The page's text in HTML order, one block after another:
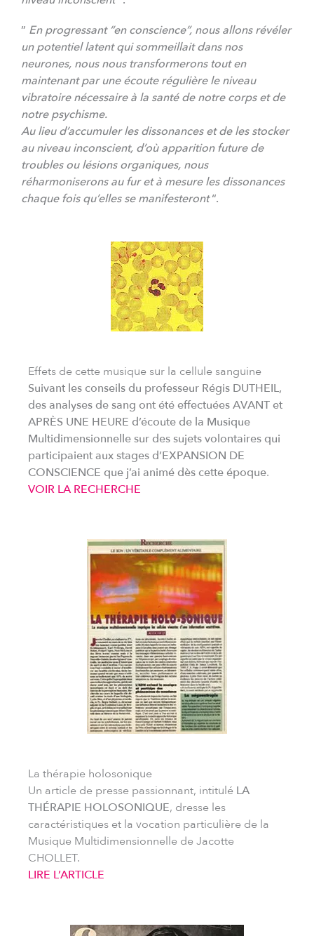
” En progressant “en conscience”, nous allons révéler
un potentiel latent qui sommeillait dans nos
neurones, nous nous transformerons tout en
maintenant par une écoute régulière le niveau
vibratoire nécessaire à la santé de notre corps et de
notre psychisme.
Au lieu d’accumuler les dissonances et de les stocker
au niveau inconscient, d’où apparition future de
troubles ou lésions organiques, nous
réharmoniserons au fur et à mesure les dissonances
chaque fois qu’elles se manifesteront“.
Effets de cette musique sur la cellule sanguine
Suivant les conseils du professeur Régis DUTHEIL,
des analyses de sang ont été effectuées AVANT et
APRÈS UNE HEURE d’écoute de la Musique
Multidimensionnelle sur des sujets volontaires qui
participaient aux stages d’EXPANSION DE
CONSCIENCE que j’ai animé dès cette époque.
VOIR LA RECHERCHE
La thérapie holosonique
Un article de presse passionnant, intitulé LA
THÉRAPIE HOLOSONIQUE, dresse les
caractéristiques et la vocation particulière de la
Musique Multidimensionnelle de Jacotte
CHOLLET.
LIRE L’ARTICLE